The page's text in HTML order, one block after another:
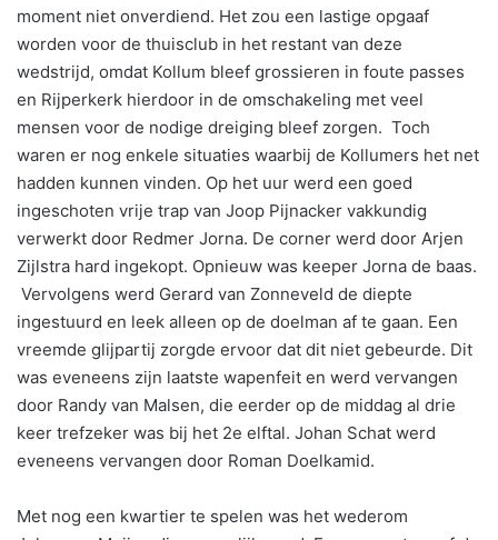
moment niet onverdiend. Het zou een lastige opgaaf
worden voor de thuisclub in het restant van deze
wedstrijd, omdat Kollum bleef grossieren in foute passes
en Rijperkerk hierdoor in de omschakeling met veel
mensen voor de nodige dreiging bleef zorgen. Toch
waren er nog enkele situaties waarbij de Kollumers het net
hadden kunnen vinden. Op het uur werd een goed
ingeschoten vrije trap van Joop Pijnacker vakkundig
verwerkt door Redmer Jorna. De corner werd door Arjen
Zijlstra hard ingekopt. Opnieuw was keeper Jorna de baas.
Vervolgens werd Gerard van Zonneveld de diepte
ingestuurd en leek alleen op de doelman af te gaan. Een
vreemde glijpartij zorgde ervoor dat dit niet gebeurde. Dit
was eveneens zijn laatste wapenfeit en werd vervangen
door Randy van Malsen, die eerder op de middag al drie
keer trefzeker was bij het 2e elftal. Johan Schat werd
eveneens vervangen door Roman Doelkamid.
Met nog een kwartier te spelen was het wederom